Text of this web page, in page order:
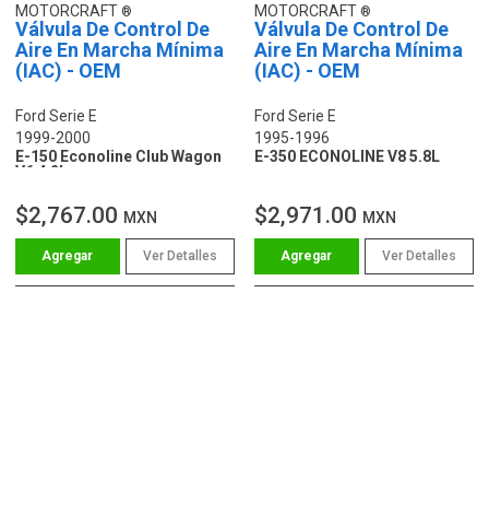
MOTORCRAFT
Válvula De Control De
Aire En Marcha Mínima
(IAC) - OEM
Ford Serie E
1999-2000
E-150 Econoline Club Wagon
V6 4.2L
$2,767.00 MXN
Ver Detalles
MOTORCRAFT
Válvula De Control De
Aire En Marcha Mínima
(IAC) - OEM
Ford Serie E
1995-1996
E-350 ECONOLINE V8 5.8L
$2,971.00 MXN
Ver Detalles